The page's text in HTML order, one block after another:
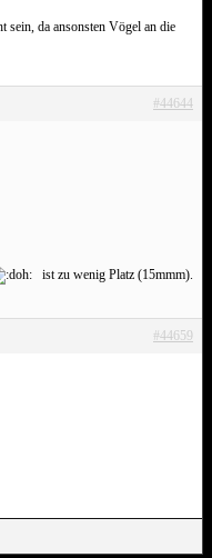
sein, da ansonsten Vögel an die
#44644
ist zu wenig Platz (15mmm).
#44659